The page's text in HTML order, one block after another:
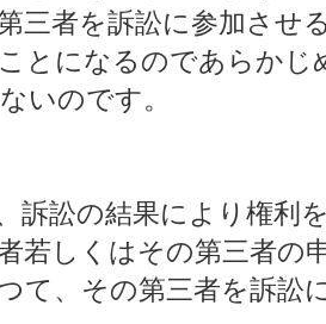
三者を訴訟に参加させ
とになるのであらかじ
いのです。
訴訟の結果により権利
若しくはその第三者の
て、その第三者を訴訟